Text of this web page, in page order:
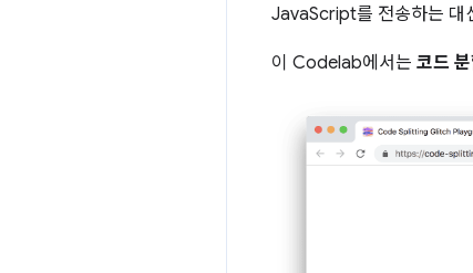
JavaScript를 전송하는 대
이 Codelab에서는 코드